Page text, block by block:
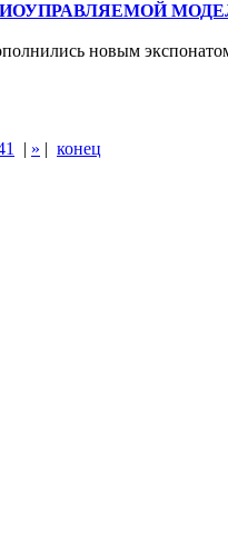
новым
| » | конец